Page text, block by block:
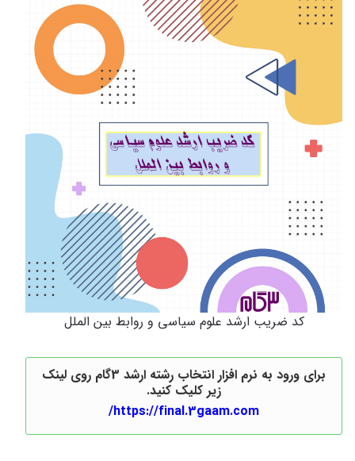
کد ضریب ارشد علوم سیاسی و روابط بین الملل
برای ورود به نرم افزار انتخاب رشته ارشد 3گام روی لینک
زیر کلیک کنید.
https://final.3gaam.com/